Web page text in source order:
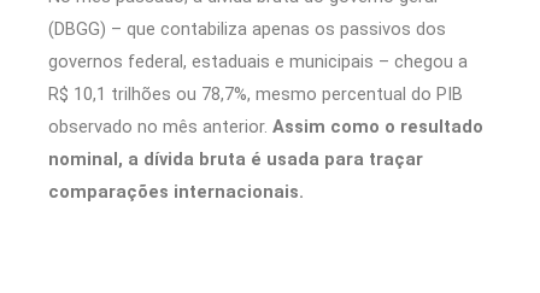
(DBGG) – que contabiliza apenas os passivos dos
governos federal, estaduais e municipais – chegou a
R$ 10,1 trilhões ou 78,7%, mesmo percentual do PIB
observado no mês anterior. Assim como o resultado
nominal, a dívida bruta é usada para traçar
comparações internacionais.